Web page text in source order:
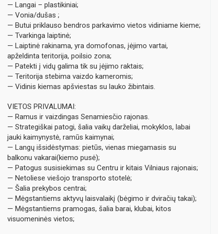
— Langai – plastikiniai;
— Vonia/dušas ;
— Butui priklauso bendros parkavimo vietos vidiniame kieme;
— Tvarkinga laiptinė;
— Laiptinė rakinama, yra domofonas, įėjimo vartai,
apželdinta teritorija, poilsio zona;
— Patekti į vidų galima tik su įėjimo raktais;
— Teritorija stebima vaizdo kameromis;
— Vidinis kiemas apšviestas su lauko žibintais.
VIETOS PRIVALUMAI:
— Ramus ir vaizdingas Senamiesčio rajonas.
— Strategiškai patogi, šalia vaikų darželiai, mokyklos, labai
jauki kaimynystė, ramūs kaimynai;
— Langų išsidėstymas: pietūs, vienas miegamasis su
balkonu vakarai(kiemo pusė);
— Patogus susisiekimas su Centru ir kitais Vilniaus rajonais;
— Netoliese viešojo transporto stotelė;
— Šalia prekybos centrai;
— Mėgstantiems aktyvų laisvalaikį (bėgimo ir dviračių takai);
— Mėgstantiems pramogas, šalia barai, klubai, kitos
visuomeninės vietos;